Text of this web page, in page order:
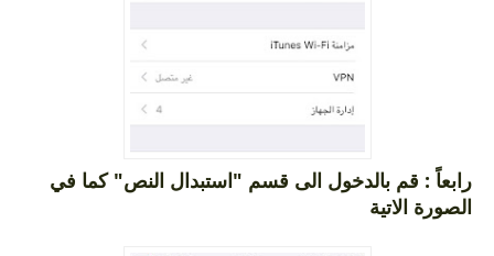
رابعاً : قم بالدخول الى قسم "استبدال النص" كما في
الصورة الاتية